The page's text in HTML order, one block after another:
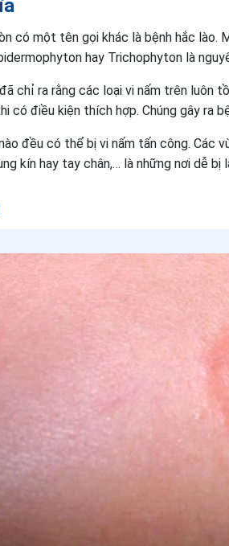
có một tên gọi khác là bệnh hắc lào.
hay Trichophyton là
chỉ ra rằng các loại vi nấm trên luôn
có điều kiện thích hợp. Chúng gây ra
đều có thể bị vi nấm tấn công. Các
kín hay tay chân,… là những nơi dễ bị